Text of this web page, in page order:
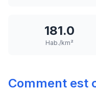
181.0
Hab./km²
Comment est